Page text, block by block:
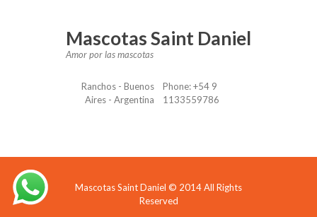
Mascotas Saint Daniel
Amor por las mascotas
Phone: +54 9
1133559786
Ranchos - Buenos
Aires - Argentina
Mascotas Saint Daniel © 2014 All Rights
Reserved